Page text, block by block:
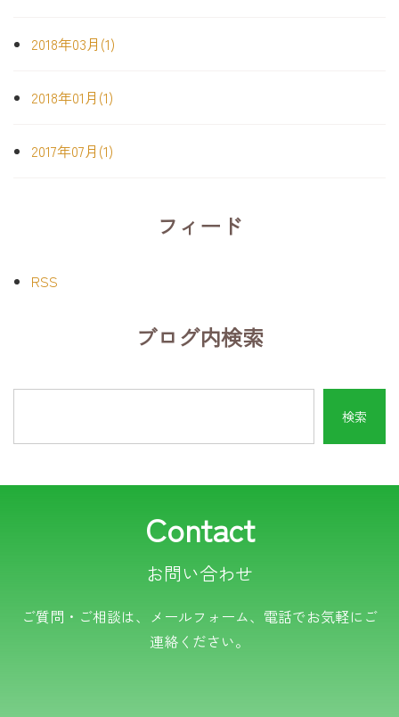
2018年03月(1)
2018年01月(1)
2017年07月(1)
フィード
RSS
ブログ内検索
Contact
お問い合わせ
ご質問・ご相談は、メールフォーム、電話でお気軽にご
連絡ください。
電話でのお問い合わせ